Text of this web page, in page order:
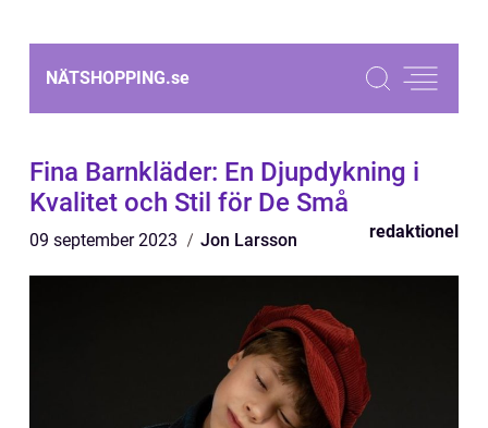
NÄTSHOPPING.se
Fina Barnkläder: En Djupdykning i
Kvalitet och Stil för De Små
09 september 2023 Jon Larsson redaktionel